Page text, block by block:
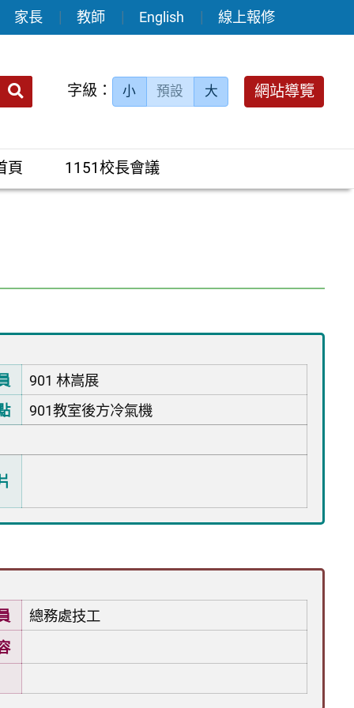
家長 教師 English 線上報修
送出 字級： 小 預設 大 網站導覽
頁 1151校長會議
901 林嵩展
901教室後方冷氣機
總務處技工